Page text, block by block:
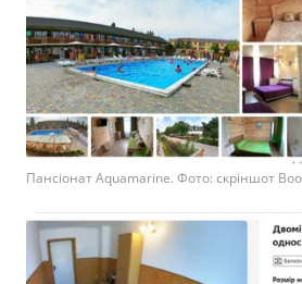
Пансіонат Aquamarine. Фото: скріншот